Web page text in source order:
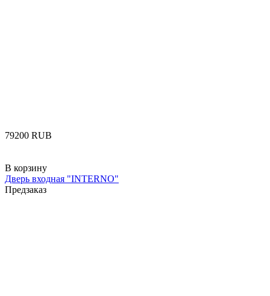
‍79200‍ RUB
В корзину
Дверь входная "INTERNO"
Предзаказ